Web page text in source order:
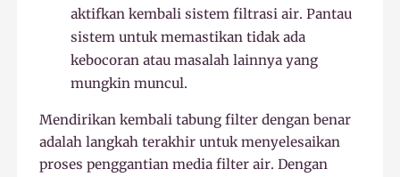
aktifkan kembali sistem filtrasi air. Pantau
sistem untuk memastikan tidak ada
kebocoran atau masalah lainnya yang
mungkin muncul.
Mendirikan kembali tabung filter dengan benar
adalah langkah terakhir untuk menyelesaikan
proses penggantian media filter air. Dengan